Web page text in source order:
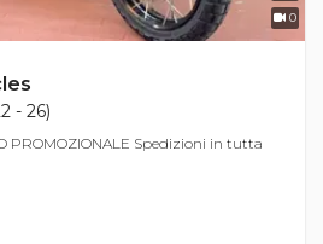
0
- 26)
PROMOZIONALE Spedizioni in tutta